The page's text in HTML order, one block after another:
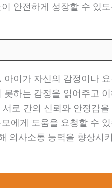
안전하게 성장할 수 있
이가 자신의 감정이나
하는 감정을 읽어주고
로 간의 신뢰와 안정감
에게 도움을 요청할 수
의사소통 능력을 향상시